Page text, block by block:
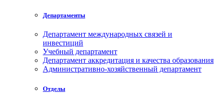
Департаменты
Департамент международных связей и
инвестиций
Учебный департамент
Департамент аккредитация и качества образования
Административно-хозяйственный департамент
Отделы